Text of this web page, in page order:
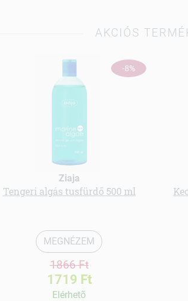
AKCIÓS
-8%
Ziaja
Tengeri algás tusfürdő 500 ml
MEGNÉZEM
1866 Ft
1719 Ft
Elérhetõ